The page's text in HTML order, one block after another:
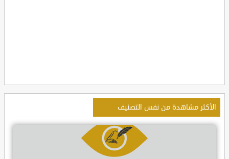
الأكثر مشاهدة من نفس التصنيف